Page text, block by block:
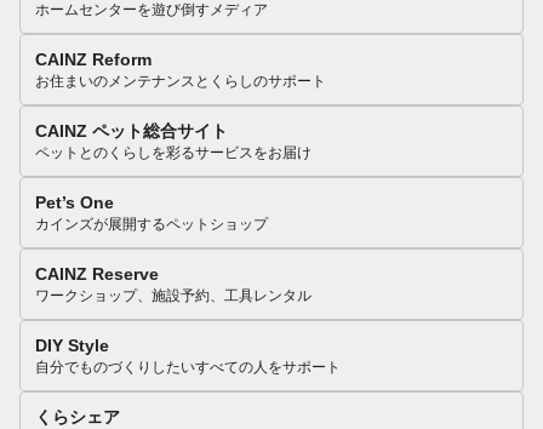
ホームセンターを遊び倒すメディア
CAINZ Reform
お住まいのメンテナンスとくらしのサポート
CAINZ ペット総合サイト
ペットとのくらしを彩るサービスをお届け
Pet’s One
カインズが展開するペットショップ
CAINZ Reserve
ワークショップ、施設予約、工具レンタル
DIY Style
自分でものづくりしたいすべての人をサポート
くらシェア